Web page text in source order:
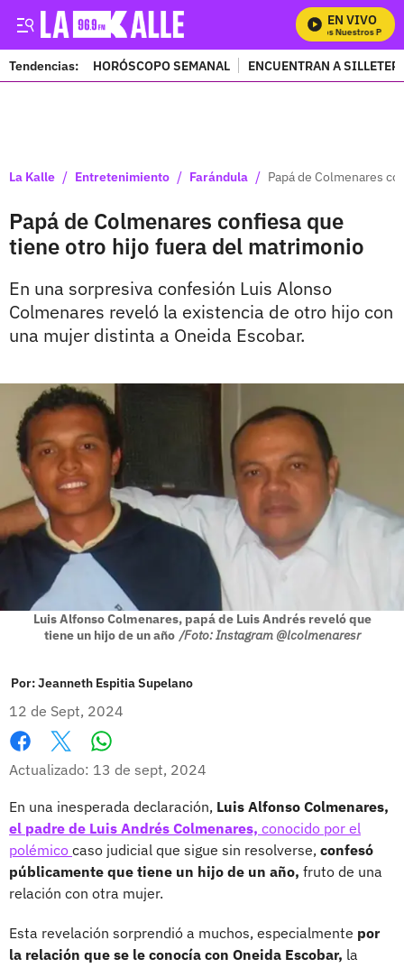
EN VIVO
Mira Todos Nuestros
Tendencias: HORÓSCOPO SEMANAL ENCUENTRAN A
La Kalle / Entretenimiento / Farándula / Papá de Colmenares
Papá de Colmenares confiesa que
tiene otro hijo fuera del matrimonio
En una sorpresiva confesión Luis Alonso
Colmenares reveló la existencia de otro hijo con
una mujer distinta a Oneida Escobar.
Luis Alfonso Colmenares, papá de Luis Andrés reveló que
tiene un hijo de un año /Foto: Instagram @lcolmenaresr
Por:Jeanneth Espitia Supelano
12 de Sept, 2024
Facebook
X
Actualizado: 13 de sept, 2024
En una inesperada declaración, Luis Alfonso Colmenares,
el padre de Luis Andrés Colmenares, conocido por el
polémico caso judicial que sigue sin resolverse, confesó
públicamente que tiene un hijo de un año, fruto de una
relación con otra mujer.
Esta revelación sorprendió a muchos, especialmente por
la relación que se le conocía con Oneida Escobar, la